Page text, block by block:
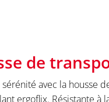
de
sérénité avec la housse
ergoflix. Résistante à